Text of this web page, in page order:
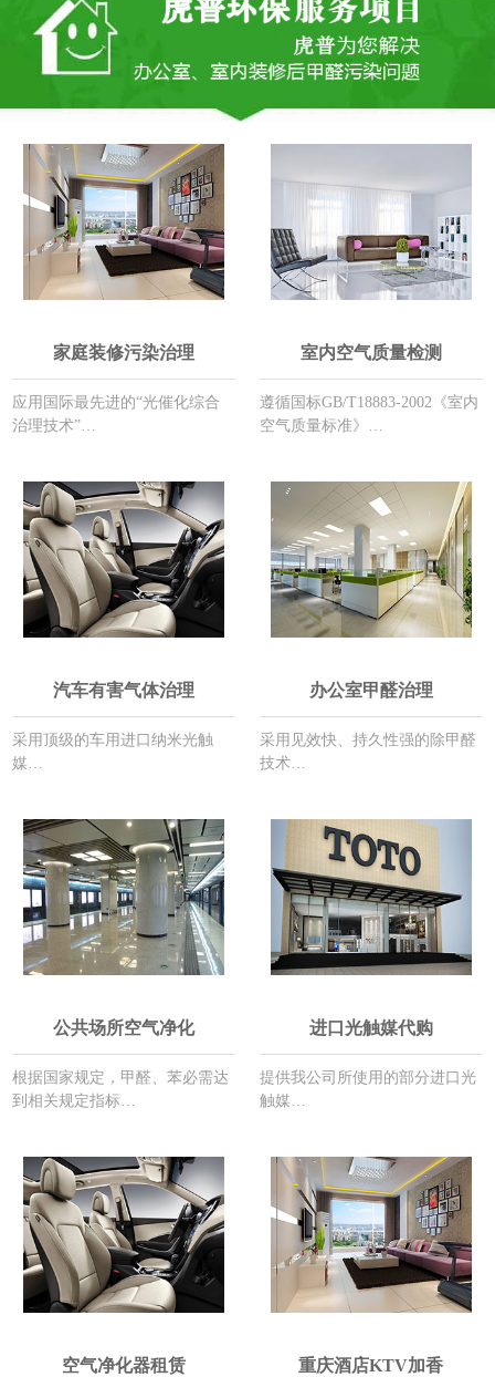
家庭装修污染治理
应用国际最先进的“光催化综合
治理技术”…
室内空气质量检测
遵循国标GB/T18883-2002《室内
空气质量标准》…
汽车有害气体治理
采用顶级的车用进口纳米光触
媒…
办公室甲醛治理
采用见效快、持久性强的除甲醛
技术…
公共场所空气净化
根据国家规定，甲醛、苯必需达
到相关规定指标…
进口光触媒代购
提供我公司所使用的部分进口光
触媒…
空气净化器租赁 重庆酒店KTV加香